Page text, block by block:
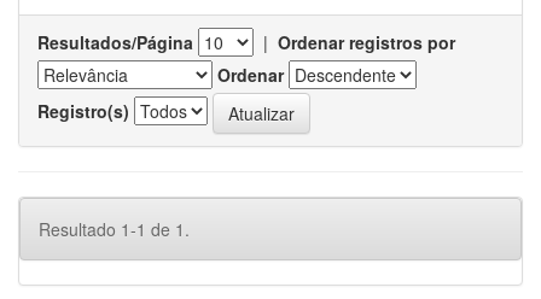
Resultados/Página | Ordenar registros por
Ordenar
Registro(s)
Resultado 1-1 de 1.